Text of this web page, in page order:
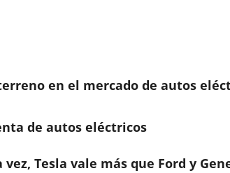
en el mercado de autos
de autos eléctricos
Tesla vale más que Ford y